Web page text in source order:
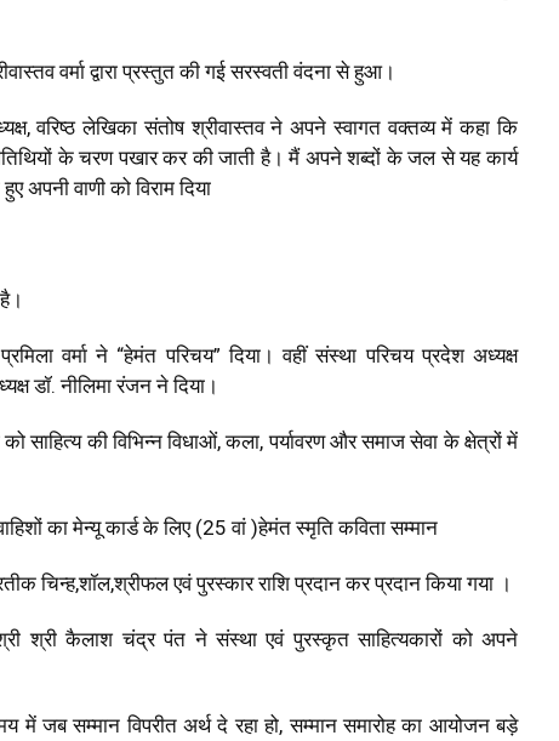
वर्मा द्वारा प्रस्तुत की गई सरस्वती वंदना से हुआ।
वरिष्ठ लेखिका संतोष श्रीवास्तव ने अपने स्वागत वक्तव्य में कहा कि
के चरण पखार कर की जाती है। मैं अपने शब्दों के जल से यह कार्य
अपनी वाणी को विराम दिया
वर्मा ने “हेमंत परिचय” दिया। वहीं संस्था परिचय प्रदेश अध्यक्ष
डॉ. नीलिमा रंजन ने दिया।
साहित्य की विभिन्न विधाओं, कला, पर्यावरण और समाज सेवा के क्षेत्रों में
का मेन्यू कार्ड के लिए (25 वां )हेमंत स्मृति कविता सम्मान
चिन्ह,शॉल,श्रीफल एवं पुरस्कार राशि प्रदान कर प्रदान किया गया ।
श्री कैलाश चंद्र पंत ने संस्था एवं पुरस्कृत साहित्यकारों को अपने
जब सम्मान विपरीत अर्थ दे रहा हो, सम्मान समारोह का आयोजन बड़े